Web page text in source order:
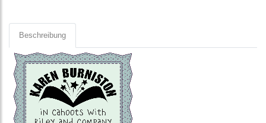
Beschreibung